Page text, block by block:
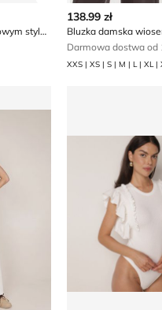
Zobacz szczegóły
Bluzka damska w sportowym stylu Intimica
138.99 zł
Darmowa dostwa od
XXS | XS | S | M | L | XL |